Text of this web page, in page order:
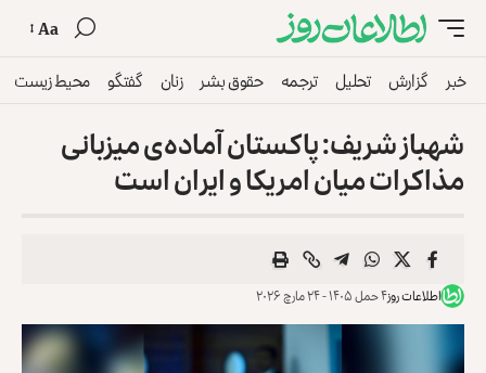
Aa
خبر گزارش تحلیل ترجمه حقوق بشر زنان گفتگو محیط زیست
شهباز شریف: پاکستان آماده‌ی میزبانی
مذاکرات میان امریکا و ایران است
اطلاعات روز۴ حمل ۱۴۰۵ - ۲۴ مارچ ۲۰۲۶